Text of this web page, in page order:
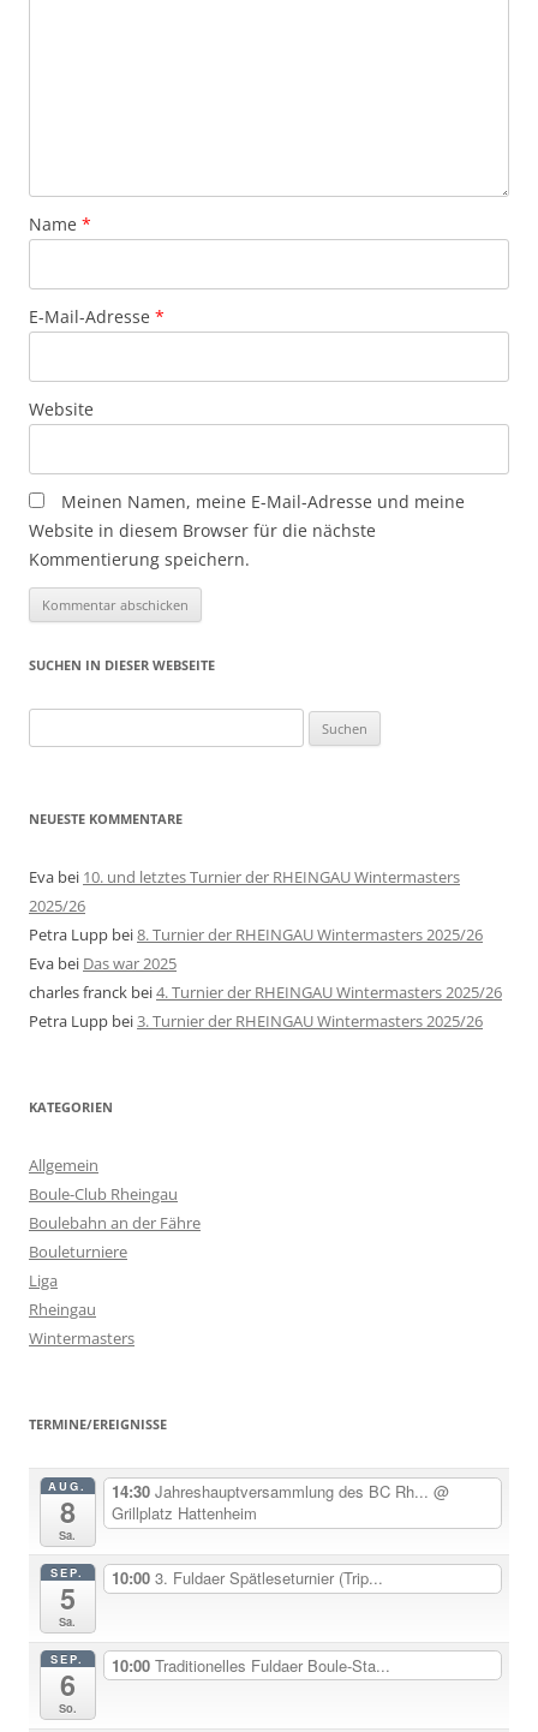
Name *
E-Mail-Adresse *
Website
Meinen Namen, meine E-Mail-Adresse und meine
Website in diesem Browser für die nächste
Kommentierung speichern.
SUCHEN IN DIESER WEBSEITE
nach:
NEUESTE KOMMENTARE
Eva bei 10. und letztes Turnier der RHEINGAU Wintermasters
2025/26
Petra Lupp bei8. Turnier der RHEINGAU Wintermasters 2025/26
Eva bei Das war 2025
charles franck bei4. Turnier der RHEINGAU Wintermasters 2025/26
Petra Lupp bei3. Turnier der RHEINGAU Wintermasters 2025/26
KATEGORIEN
Allgemein
Boule-Club Rheingau
Boulebahn an der Fähre
Bouleturniere
Liga
Rheingau
Wintermasters
TERMINE/EREIGNISSE
AUG.
8
Sa.
14:30 Jahreshauptversammlung des BC Rh... @
Grillplatz Hattenheim
SEP.
5
Sa.
10:00 3. Fuldaer Spätleseturnier (Trip...
SEP.
6
So.
10:00 Traditionelles Fuldaer Boule-Sta...